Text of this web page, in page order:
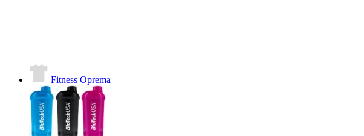
Fitness Oprema